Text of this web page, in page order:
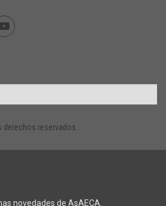
reservados.
novedades de AsAECA.